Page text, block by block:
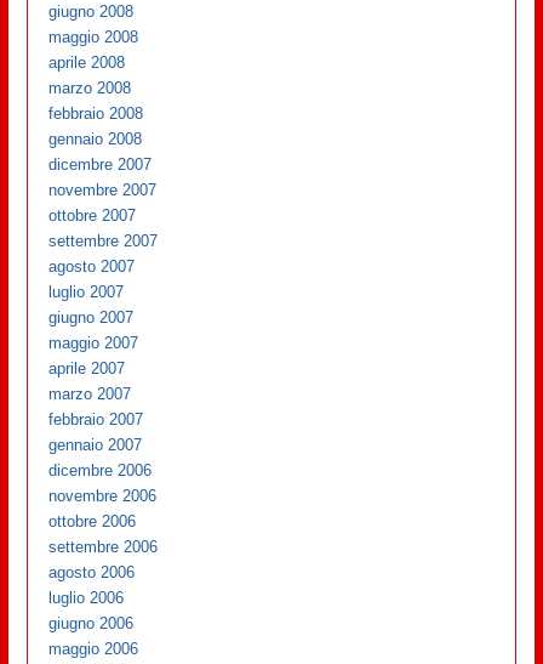
giugno 2008
maggio 2008
aprile 2008
marzo 2008
febbraio 2008
gennaio 2008
dicembre 2007
novembre 2007
ottobre 2007
settembre 2007
agosto 2007
luglio 2007
giugno 2007
maggio 2007
aprile 2007
marzo 2007
febbraio 2007
gennaio 2007
dicembre 2006
novembre 2006
ottobre 2006
settembre 2006
agosto 2006
luglio 2006
giugno 2006
maggio 2006